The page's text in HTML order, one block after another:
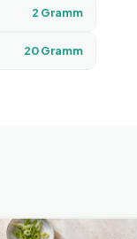
2 Gramm
20Gramm